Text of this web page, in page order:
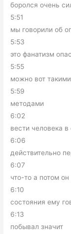
боролся очень
5:51
мы говорили об
5:53
это фанатизм
5:55
можно вот
5:59
методами
6:02
вести человека
6:06
действительно
6:07
что-то а потом он
6:10
состояния ему
6:13
побывал значит